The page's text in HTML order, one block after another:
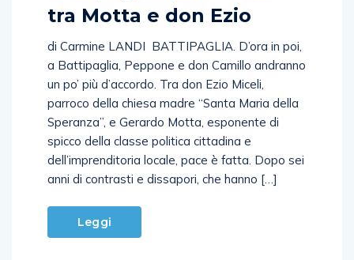
Battipaglia: pace fatta
di Carmine LANDI BATTIPAGLIA. D’ora in poi,
a Battipaglia, Peppone e don Camillo andranno
un po’ più d’accordo. Tra don Ezio Miceli,
parroco della chiesa madre “Santa Maria della
Speranza”, e Gerardo Motta, esponente di
spicco della classe politica cittadina e
dell’imprenditoria locale, pace è fatta. Dopo sei
Leggi